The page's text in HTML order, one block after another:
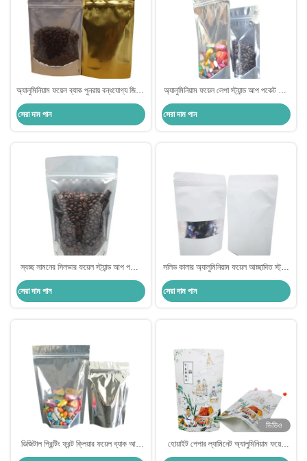
অ্যালুমিনিয়াম ফয়েল ব্যাক পুনরায় বন্ধযোগ্য জিপার
স্ট্যান্ড আপ পকেট তাপ সিলার কাস্টমাইজযোগ্য
সেরা দাম পান
অ্যালুমিনিয়াম ফয়েল লেপা স্ট্যান্ড আপ পকেট তাপ
সীল খাদ্য গ্রেড গন্ধ প্রতিরোধী প্যাকেজিং জন্য
সেরা দাম পান
স্বচ্ছ সামনের সিলভার ফয়েল স্ট্যান্ড আপ পকেট
অ্যালুমিনিয়াম তাপ সীল গ্রাভারে মুদ্রিত ক্যানস্টার
সেরা দাম পান
সলিড কালার অ্যালুমিনিয়াম ফয়েল আচ্ছাদিত স্ট্যান্ড
আপ পকেট উইন্ডো 120 মাইক্রন প্রতি পাশ
সেরা দাম পান
ডিজিটাল প্রিন্টিং ফ্রন্ট ক্লিয়ার ফয়েল ব্যাক আপ
স্ট্যান্ড আপ প্যাকেজ স্ন্যাক ফুড প্যাকেজিংয়ের
ভিডিও
হোয়াইট পেপার ল্যামিনেট অ্যালুমিনিয়াম ফয়েল
স্ট্যান্ড আপ পুনরায় ব্যবহারযোগ্য খাদ্য ব্যাগ জন্য